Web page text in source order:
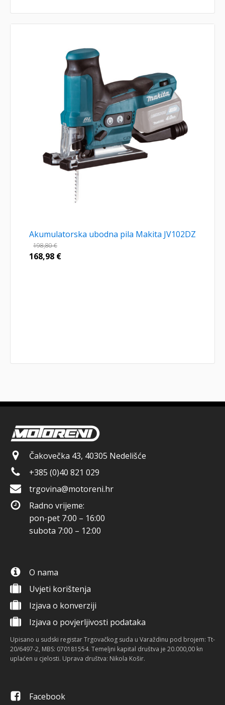
Akumulatorska ubodna pila Makita JV102DZ
198,80€
168,98 €
Čakovečka 43, 40305 Nedelišće
+385 (0)40 821 029
trgovina@motoreni.hr
Radno vrijeme:
pon-pet 7:00 – 16:00
subota 7:00 – 12:00
O nama
Uvjeti korištenja
Izjava o konverziji
Izjava o povjerljivosti podataka
Upisano u sudski registar Trgovačkog suda u Varaždinu pod brojem: Tt-
20/6497-2, MBS: 070181554. Temeljni kapital društva je 20.000,00 kn
uplaćen u cjelosti. Uprava društva: Nikola Košir.
Facebook